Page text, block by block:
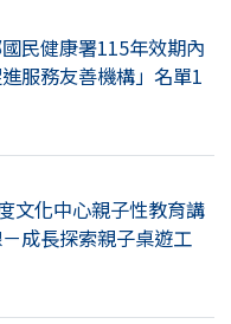
民健康署115年效期內
進服務友善機構」名單1
文化中心親子性教育講
成長探索親子桌遊工